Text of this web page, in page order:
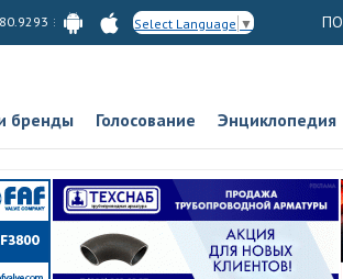
Select Language ▼
бренды Голосование Энциклопедия